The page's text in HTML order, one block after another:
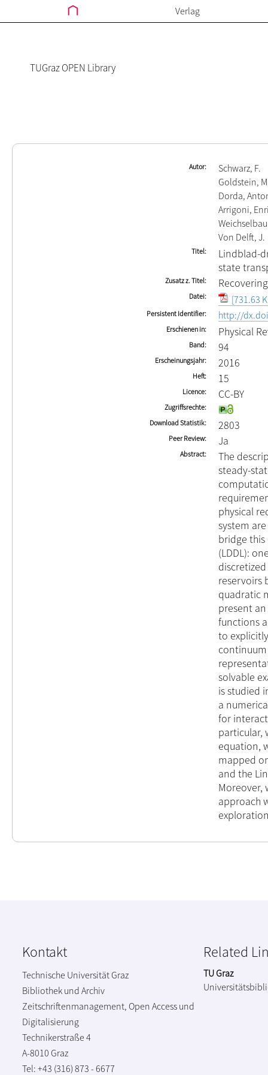
Verlag
TUGraz OPEN Library
Autor
Schwarz, F.
Goldstein,
Dorda,
Arrigoni,
Von Delft, J.
Titel
Lindblad-
state
Zusatz z. Titel
Datei [731.63
Persistent Identifier http://
Erschienen in Physical
Band 94
Erscheinungsjahr 2016
Heft 15
Licence CC-BY
Zugriffsrechte
Download Statistik
2803
Peer Review Ja
Abstract
The
steady-
physical
system
bridge this
(LDDL):
reservoirs
quadratic
present
functions
to
solvable
is studied
a
for
particular,
equation,
mapped
and the
Moreover,
approach
Kontakt
Technische Universität Graz
Bibliothek und Archiv
Zeitschriftenmanagement, Open Access und
Digitalisierung
Technikerstraße 4
A-8010 Graz
Tel: +43 (316) 873 - 6677
Related
TU Graz